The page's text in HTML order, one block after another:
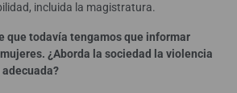
incluida la magistratura.
que todavía tengamos que informar
¿Aborda la sociedad la violencia